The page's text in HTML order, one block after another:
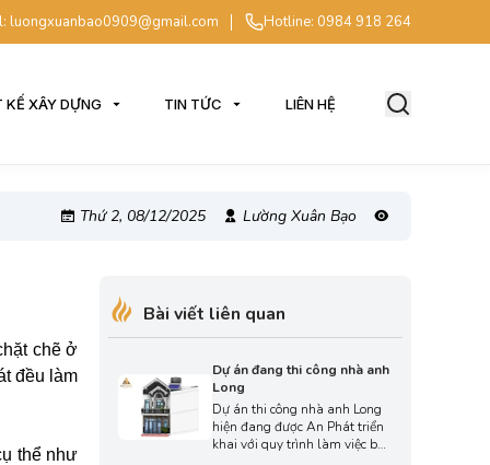
luongxuanbao0909@gmail.com Hotline: 0984 918 264
KẾ XÂY DỰNG TIN TỨC LIÊN HỆ
Thứ 2, 08/12/2025 Lường Xuân Bạo
chẽ ở
đều làm
thể như
Bài viết liên quan
Dự án đang thi công nhà anh
Long
Dự án thi công nhà anh Long
hiện đang được An Phát triển
khai với quy trình làm việc bài